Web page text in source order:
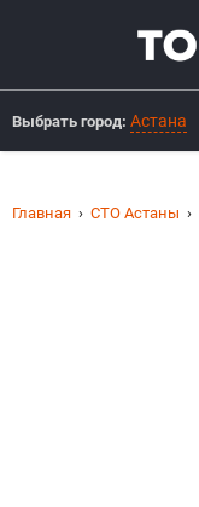
Выбрать город: Астана
Главная СТО Астаны